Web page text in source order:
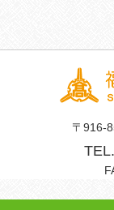
〒916-
TEL.